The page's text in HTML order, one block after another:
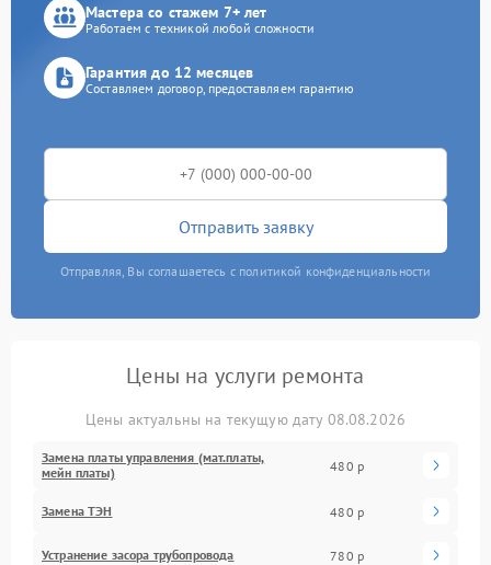
Мастера со стажем 7+ лет
Работаем с техникой любой сложности
Гарантия до 12 месяцев
Составляем договор, предоставляем гарантию
Отправить заявку
Отправляя, Вы соглашаетесь с политикой конфиденциальности
Цены на услуги ремонта
Цены актуальны на текущую дату 08.08.2026
Замена платы управления (мат.платы,
мейн платы)
480 р
Замена ТЭН 480 р
Устранение засора трубопровода 780 р